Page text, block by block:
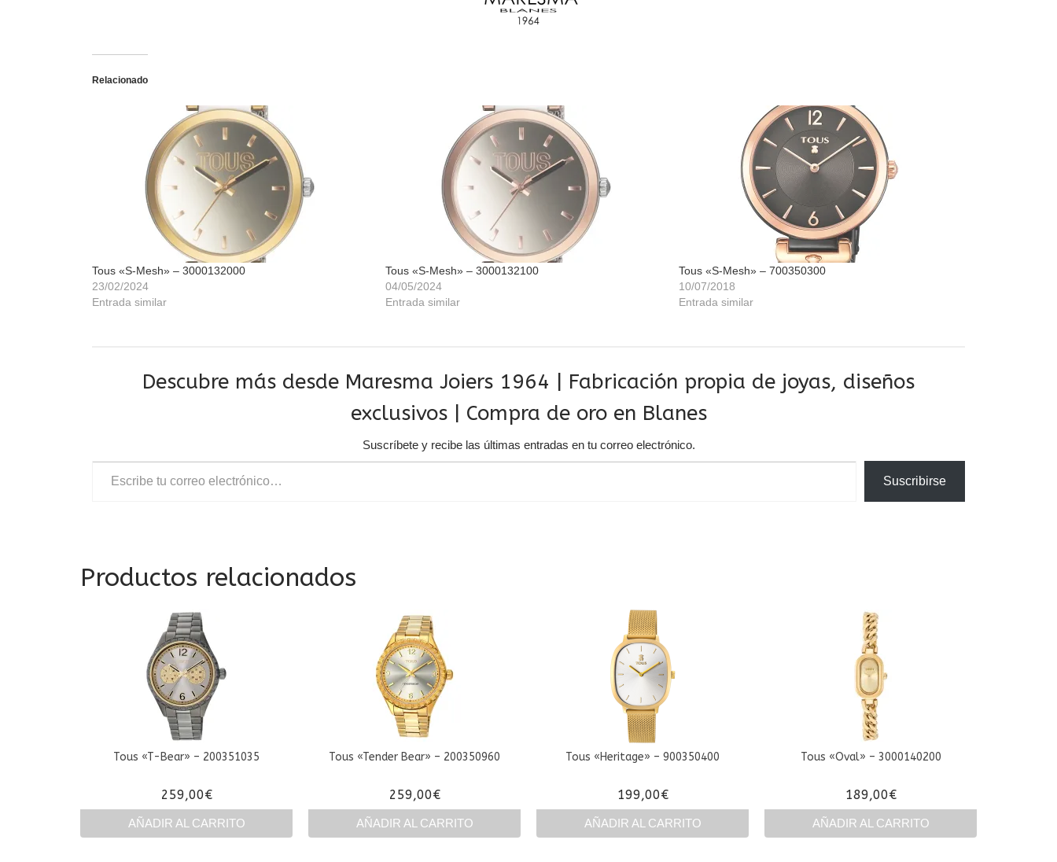
Relacionado
Tous «S-Mesh» – 3000132000
23/02/2024
Entrada similar
Tous «S-Mesh» – 3000132100
04/05/2024
Entrada similar
Tous «S-Mesh» – 700350300
10/07/2018
Entrada similar
Descubre más desde Maresma Joiers 1964 | Fabricación propia de joyas, diseños
exclusivos | Compra de oro en Blanes
Suscríbete y recibe las últimas entradas en tu correo electrónico.
Escribe tu correo electrónico…
Suscribirse
Productos relacionados
Tous «T-Bear» – 200351035
259,00€
AÑADIR AL CARRITO
Tous «Tender Bear» – 200350960
259,00€
AÑADIR AL CARRITO
Tous «Heritage» – 900350400
199,00€
AÑADIR AL CARRITO
Tous «Oval» – 3000140200
189,00€
AÑADIR AL CARRITO